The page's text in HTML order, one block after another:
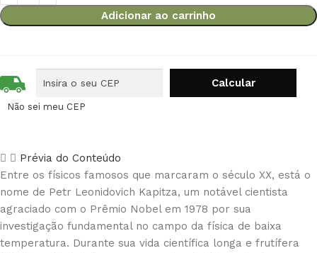
Adicionar ao carrinho
Não sei meu CEP
Prévia do Conteúdo
Entre os físicos famosos que marcaram o século XX, está o
nome de Petr Leonidovich Kapitza, um notável cientista
agraciado com o Prêmio Nobel em 1978 por sua
investigação fundamental no campo da física de baixa
temperatura. Durante sua vida científica longa e frutífera